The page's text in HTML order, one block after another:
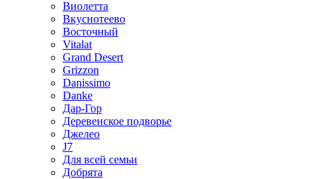
Виолетта
Вкуснотеево
Восточный
Vitalat
Grand Desert
Grizzon
Danissimo
Danke
Дар-Гор
Деревенское подворье
Джелео
J7
Для всей семьи
Добрята